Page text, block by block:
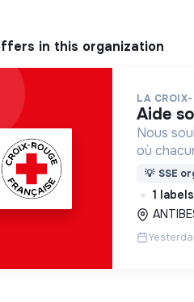
in this organization
LA
aide
Nous
où
Pour
des
adaptés
💡 SSE
1